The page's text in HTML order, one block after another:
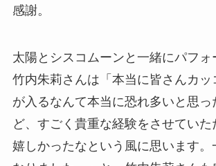
感謝。
太陽とシスコムーンと一緒にパフォ
竹内朱莉さんは「本当に皆さんカッ
が入るなんて本当に恐れ多いと思っ
ど、すごく貴重な経験をさせていた
嬉しかったなという風に思います。